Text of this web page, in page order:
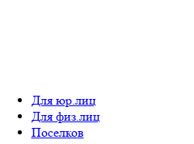
Для юр.лиц
Для физ.лиц
Поселков